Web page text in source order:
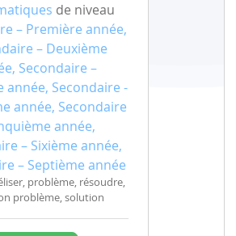
de niveau
– Première année,
– Deuxième
Secondaire –
année, Secondaire -
année, Secondaire
année,
– Sixième année,
– Septième année
problème, résoudre,
problème, solution